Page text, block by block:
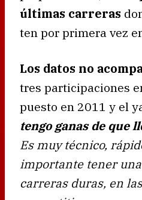
últimas carreras
ten por primera vez
Los datos no
tres participaciones
puesto en 2011 y el
tengo ganas de que
Es muy técnico,
importante tener
carreras duras, en